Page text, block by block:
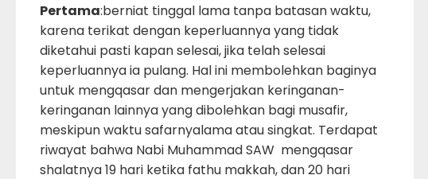
Pertama:berniat tinggal lama tanpa batasan waktu,
karena terikat dengan keperluannya yang tidak
diketahui pasti kapan selesai, jika telah selesai
keperluannya ia pulang. Hal ini membolehkan baginya
untuk mengqasar dan mengerjakan keringanan-
keringanan lainnya yang dibolehkan bagi musafir,
meskipun waktu safarnyalama atau singkat. Terdapat
riwayat bahwa Nabi Muhammad SAW mengqasar
shalatnya 19 hari ketika fathu makkah, dan 20 hari